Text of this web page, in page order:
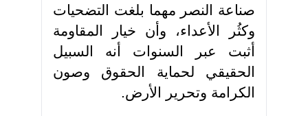
صناعة النصر مهما بلغت التضحيات
وكثُر الأعداء، وأن خيار المقاومة
أثبت عبر السنوات أنه السبيل
الحقيقي لحماية الحقوق وصون
الكرامة وتحرير الأرض.